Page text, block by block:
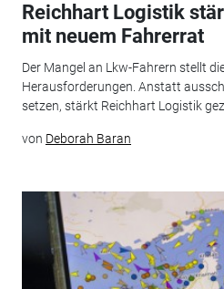
Reichhart Logistik
mit neuem Fahrerrat
Der Mangel an Lkw-Fahrern stellt
Herausforderungen. Anstatt
setzen, stärkt Reichhart Logistik
von Deborah Baran